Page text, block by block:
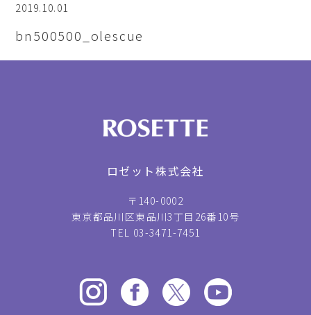
2019.10.01
bn500500_olescue
ロゼット株式会社
〒140-0002
東京都品川区東品川3丁目26番10号
TEL 03-3471-7451